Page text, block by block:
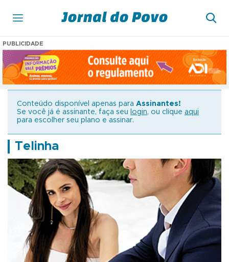
PUBLICIDADE
Conteúdo disponível apenas para Assinantes!
Se você já é assinante, faça seu
login, ou clique aqui
para escolher seu plano e assinar.
Telinha